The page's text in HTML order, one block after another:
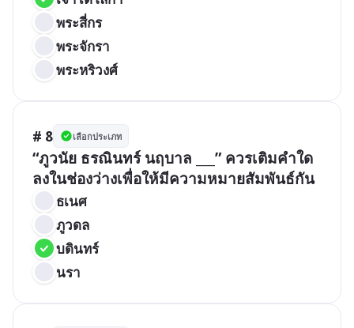
พระสี่กร
พระจักรา
พระหริวงศ์
# 8 เลือกประเภท
“ภูวนัย ธรณินทร์ นฤบาล ___” ควรเติมคำใด
ลงในช่องว่างเพื่อให้มีความหมายสัมพันธ์กัน
ธเนศ
ภูวดล
บดินทร์
นรา